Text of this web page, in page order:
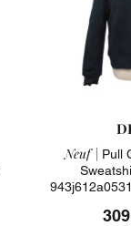
Neuf | Pull